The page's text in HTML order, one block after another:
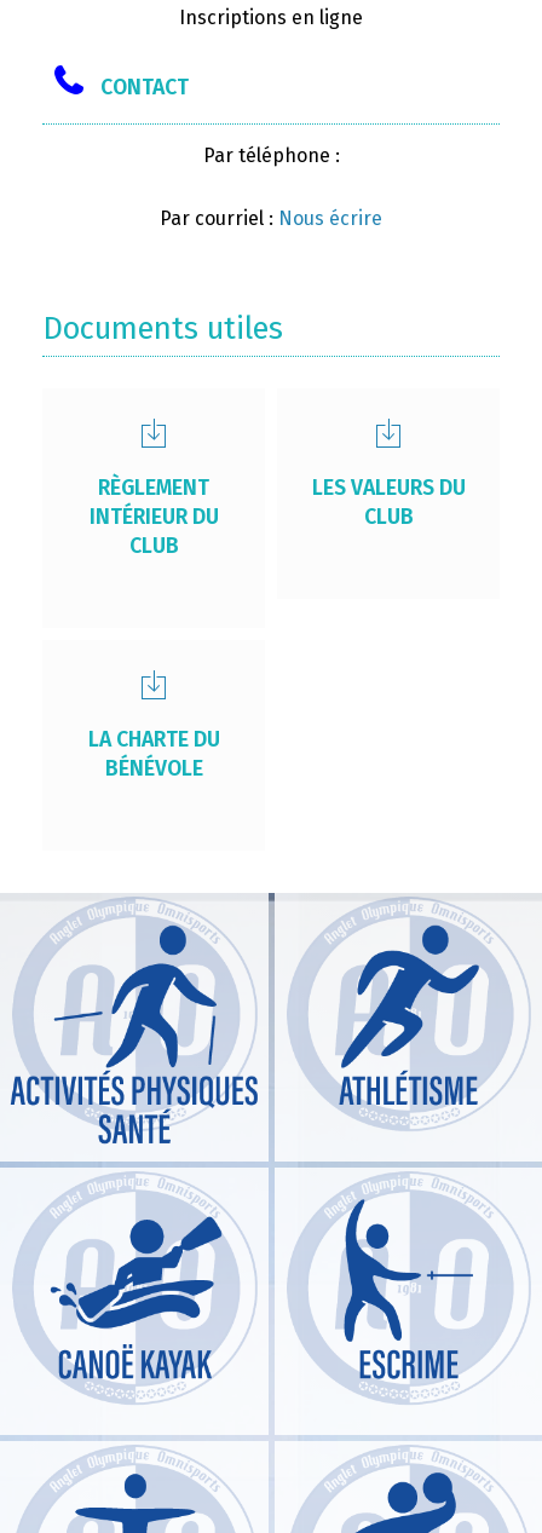
Inscriptions en ligne
CONTACT
Par téléphone :
Par courriel : Nous écrire
Documents utiles
RÈGLEMENT
INTÉRIEUR DU
CLUB
LES VALEURS DU
CLUB
LA CHARTE DU
BÉNÉVOLE